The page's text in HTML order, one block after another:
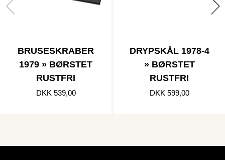
BRUSESKRABER
1979 » BØRSTET
RUSTFRI
DKK 539,00
DRYPSKÅL 1978-4
» BØRSTET
RUSTFRI
DKK 599,00